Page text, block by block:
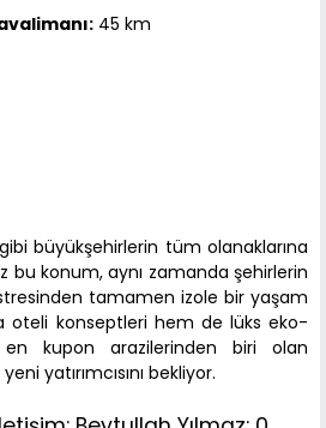
45 km
büyükşehirlerin tüm olanaklarına
bu konum, aynı zamanda şehirlerin
tamamen izole bir yaşam
oteli konseptleri hem de lüks eko-
kupon arazilerinden biri olan
yatırımcısını bekliyor.